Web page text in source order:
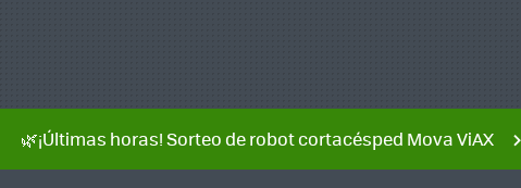
🌿¡Últimas horas! Sorteo de robot cortacésped Mova ViAX